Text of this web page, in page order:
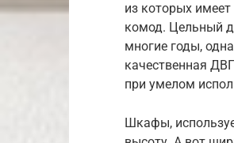
из которых
комод. Цельный
многие годы,
качественная
при умелом
Шкафы,